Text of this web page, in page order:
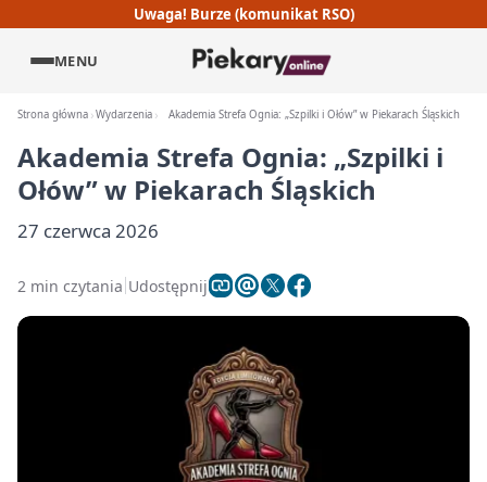
Uwaga! Burze (komunikat RSO)
MENU
Strona główna Wydarzenia Akademia Strefa Ognia: „Szpilki i Ołów” w Piekarach Śląskich
Akademia Strefa Ognia: „Szpilki i
Ołów” w Piekarach Śląskich
27 czerwca 2026
2 min czytania Udostępnij